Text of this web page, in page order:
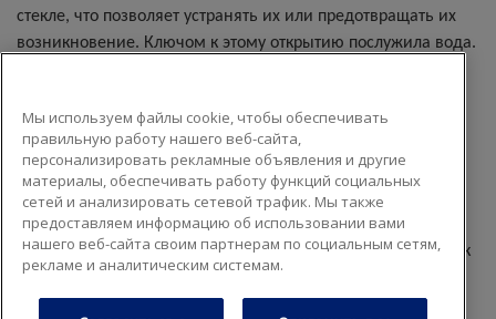
стекле, что позволяет устранять их или предотвращать их
возникновение. Ключом к этому открытию послужила вода.
сколов и трещин, поскольку молекулы воды из воздуха
проникают в стекло и разрушают его структуру. Но в новом
оксидном стекле вода повышает противодействие
образованию трещин. Вместо разрастания, трещины под
действием влаги со временем уменьшаются.
В случае подтверждения новое открытие может привести к
созданию более прочного и тонкого стекла для самых
различных сфер применения.
Мы используем файлы cookie, чтобы обеспечивать
правильную работу нашего веб-сайта,
персонализировать рекламные объявления и другие
материалы, обеспечивать работу функций социальных
сетей и анализировать сетевой трафик. Мы также
предоставляем информацию об использовании вами
нашего веб-сайта своим партнерам по социальным сетям,
рекламе и аналитическим системам.